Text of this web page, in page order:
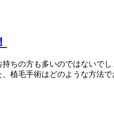
ちの方も多いのではないで
、植毛手術はどのような方法